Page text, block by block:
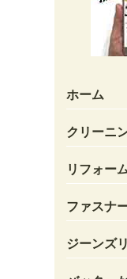
ホーム
クリーニ
リフォー
ファスナ
ジーンズ